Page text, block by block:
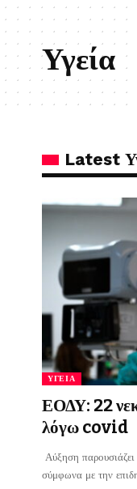
Υγεία
Latest
ΥΓΕΊΑ
ΕΟΔΥ: 22
λόγω covid
Αύξηση
σύμφωνα με την